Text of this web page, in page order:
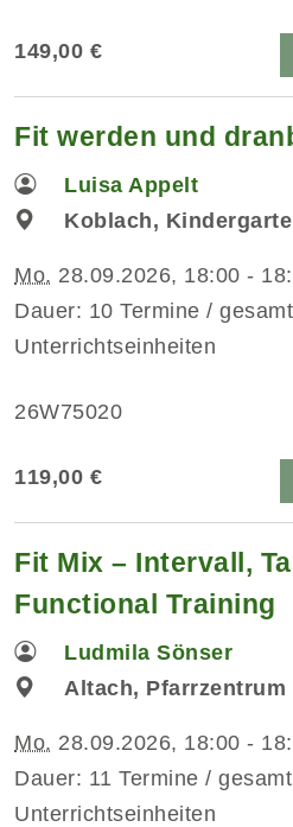
149,00 €
Fit werden und
Luisa Appelt
Koblach,
Mo. 28.09.2026, 18:00 -
Dauer: 10 Termine /
Unterrichtseinheiten
26W75020
119,00 €
Fit Mix – Intervall,
Functional Training
Ludmila Sönser
Altach, Pfarrzentrum
Mo. 28.09.2026, 18:00 -
Dauer: 11 Termine /
Unterrichtseinheiten